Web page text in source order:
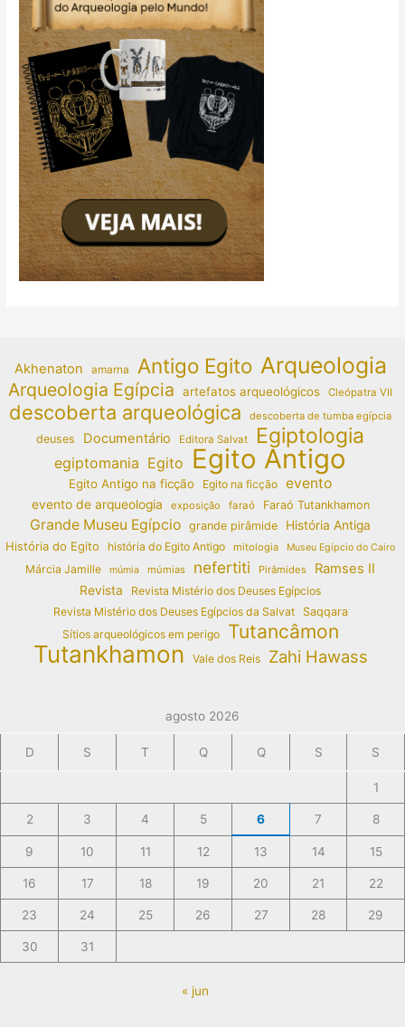
Akhenaton amarna Antigo Egito Arqueologia
Arqueologia Egípcia artefatos arqueológicos Cleópatra VII
descoberta arqueológica descoberta de tumba egípcia
deuses Documentário Editora Salvat Egiptologia
egiptomania Egito Egito Antigo
Egito Antigo na ficção Egito na ficção evento
evento de arqueologia exposição faraó Faraó Tutankhamon
Grande Museu Egípcio grande pirâmide
História Antiga
História do Egito
história do Egito Antigo mitologia Museu Egípcio do Cairo
Márcia Jamille múmia múmias nefertiti Pirâmides Ramses II
Revista
Revista Mistério dos Deuses Egípcios
Revista Mistério dos Deuses Egípcios da Salvat
Saqqara
Sítios arqueológicos em perigo
Tutancâmon
Tutankhamon Vale dos Reis Zahi Hawass
agosto 2026
D S T Q Q S S
1
2 3 4 5 6 7 8
9 10 11 12 13 14 15
16 17 18 19 20 21 22
23 24 25 26 27 28 29
30 31
« jun